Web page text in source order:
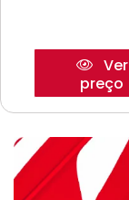
Ver
preço